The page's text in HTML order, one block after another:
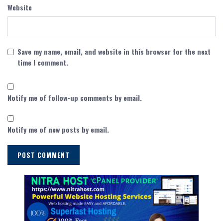
Website
Save my name, email, and website in this browser for the next
time I comment.
Notify me of follow-up comments by email.
Notify me of new posts by email.